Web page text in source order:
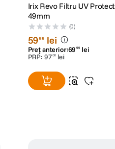
Irix Revo Filtru UV Protect
49mm
(0)
5999 lei
Preț anterior:69 99 lei
PRP: 97 00 lei